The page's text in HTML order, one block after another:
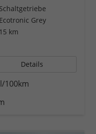
Schaltgetriebe
Ecotronic Grey
15 km
Details
100km